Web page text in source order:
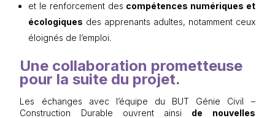
et le renforcement des compétences numériques et
écologiques des apprenants adultes, notamment ceux
éloignés de l’emploi.
Une collaboration prometteuse
pour la suite du projet.
Les échanges avec l’équipe du BUT Génie Civil –
Construction Durable ouvrent ainsi de nouvelles